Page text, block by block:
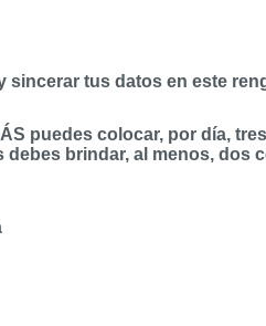
sincerar tus datos en este
puedes colocar, por día,
brindar, al menos, dos